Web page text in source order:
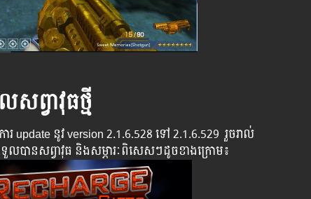
ព្វាវុធថ្មី
រ ​update ​នូវ ​version 2.1.6.528 ទៅ​ 2.1.6.529 ​ រួច​​រាល់​​
ល​​បាន​សព្វាវុធ​ និង​​សម្ភារៈ​ពិសេស​ៗ​ដូច​ខាង​ក្រោម៖​